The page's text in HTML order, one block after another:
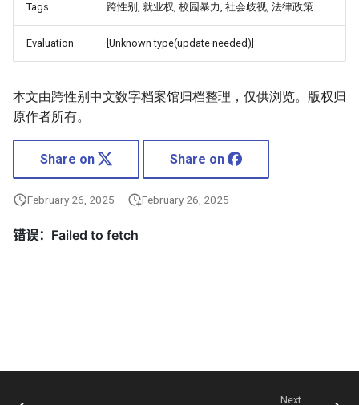
Tags 跨性别, 就业权, 校园暴力, 社会歧视, 法律政策
Evaluation [Unknown type(update needed)]
本文由跨性别中文数字档案馆归档整理，仅供浏览。版权归
原作者所有。
Share on Share on
February 26, 2025 February 26, 2025
Next